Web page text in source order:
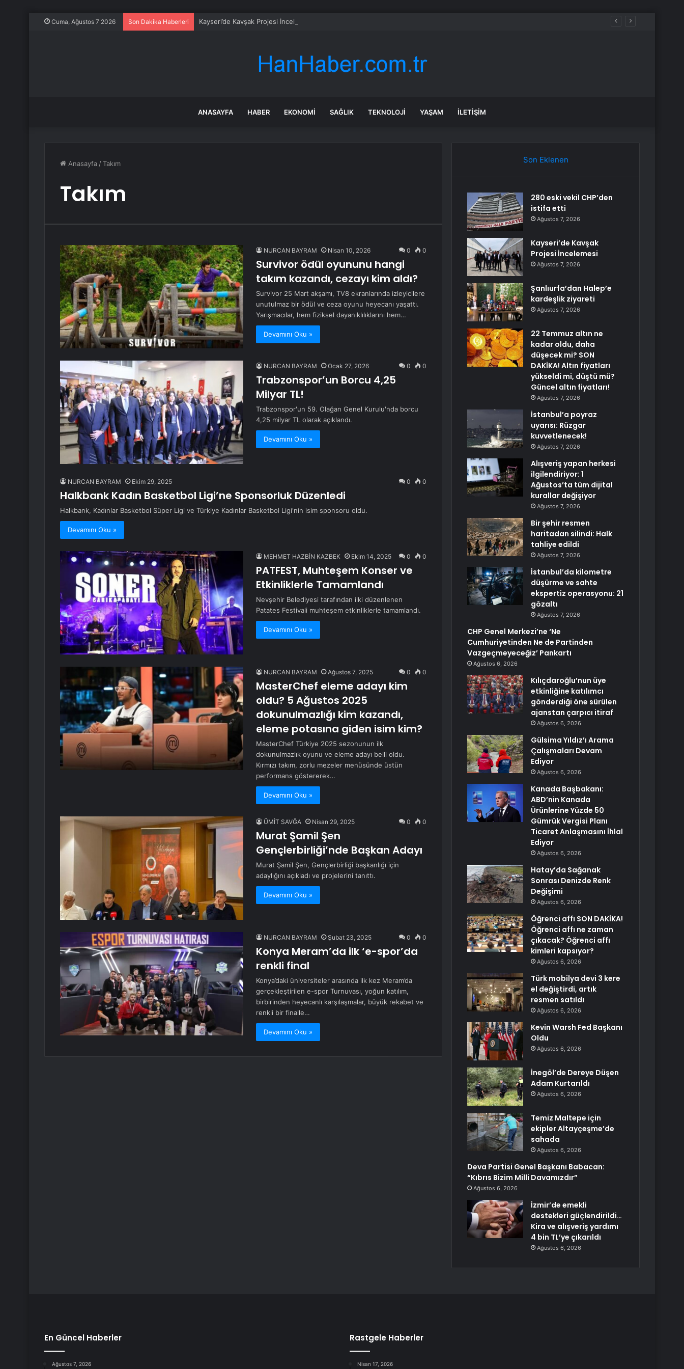
Cuma, Ağustos 7 2026 Son Dakika Haberleri Kayseri’de Kavşak Projesi İncelemesi
ANASAYFA HABER EKONOMI SAĞLIK TEKNOLOJI YAŞAM İLETIŞIM
Anasayfa /Takım
Takım
NURCAN BAYRAM Nisan 10, 2026 0 0
Survivor ödül oyununu hangi
takım kazandı, cezayı kim aldı?
Survivor 25 Mart akşamı, TV8 ekranlarında izleyicilere
unutulmaz bir ödül ve ceza oyunu heyecanı yaşattı.
Yarışmacılar, hem fiziksel dayanıklılıklarını hem…
Devamını Oku »
NURCAN BAYRAM Ocak 27, 2026 0 0
Trabzonspor’un Borcu 4,25
Milyar TL!
Trabzonspor'un 59. Olağan Genel Kurulu'nda borcu
4,25 milyar TL olarak açıklandı.
Devamını Oku »
NURCAN BAYRAM Ekim 29, 2025 0 0
Halkbank Kadın Basketbol Ligi’ne Sponsorluk Düzenledi
Halkbank, Kadınlar Basketbol Süper Ligi ve Türkiye Kadınlar Basketbol Ligi'nin isim sponsoru oldu.
Devamını Oku »
MEHMET HAZBİN KAZBEK Ekim 14, 2025 0 0
PATFEST, Muhteşem Konser ve
Etkinliklerle Tamamlandı
Nevşehir Belediyesi tarafından ilki düzenlenen
Patates Festivali muhteşem etkinliklerle tamamlandı.
Devamını Oku »
NURCAN BAYRAM Ağustos 7, 2025 0 0
MasterChef eleme adayı kim
oldu? 5 Ağustos 2025
dokunulmazlığı kim kazandı,
eleme potasına giden isim kim?
MasterChef Türkiye 2025 sezonunun ilk
dokunulmazlık oyunu ve eleme adayı belli oldu.
Kırmızı takım, zorlu mezeler menüsünde üstün
performans göstererek…
Devamını Oku »
ÜMİT SAVĞA Nisan 29, 2025 0 0
Murat Şamil Şen
Gençlerbirliği’nde Başkan Adayı
Murat Şamil Şen, Gençlerbirliği başkanlığı için
adaylığını açıkladı ve projelerini tanıttı.
Devamını Oku »
NURCAN BAYRAM Şubat 23, 2025 0 0
Konya Meram’da ilk ‘e-spor’da
renkli final
Konya’daki üniversiteler arasında ilk kez Meram’da
gerçekleştirilen e-spor Turnuvası, yoğun katılım,
birbirinden heyecanlı karşılaşmalar, büyük rekabet ve
renkli bir finalle…
Devamını Oku »
Son Eklenen
280 eski vekil CHP’den
istifa etti
Ağustos 7, 2026
Kayseri’de Kavşak
Projesi İncelemesi
Ağustos 7, 2026
Şanlıurfa’dan Halep’e
kardeşlik ziyareti
Ağustos 7, 2026
22 Temmuz altın ne
kadar oldu, daha
düşecek mi? SON
DAKİKA! Altın fiyatları
yükseldi mi, düştü mü?
Güncel altın fiyatları!
Ağustos 7, 2026
İstanbul’a poyraz
uyarısı: Rüzgar
kuvvetlenecek!
Ağustos 7, 2026
Alışveriş yapan herkesi
ilgilendiriyor: 1
Ağustos’ta tüm dijital
kurallar değişiyor
Ağustos 7, 2026
Bir şehir resmen
haritadan silindi: Halk
tahliye edildi
Ağustos 7, 2026
İstanbul’da kilometre
düşürme ve sahte
ekspertiz operasyonu: 21
gözaltı
Ağustos 7, 2026
CHP Genel Merkezi’ne ‘Ne
Cumhuriyetinden Ne de Partinden
Vazgeçmeyeceğiz’ Pankartı
Ağustos 6, 2026
Kılıçdaroğlu’nun üye
etkinliğine katılımcı
gönderdiği öne sürülen
ajanstan çarpıcı itiraf
Ağustos 6, 2026
Gülsima Yıldız’ı Arama
Çalışmaları Devam
Ediyor
Ağustos 6, 2026
Kanada Başbakanı:
ABD’nin Kanada
Ürünlerine Yüzde 50
Gümrük Vergisi Planı
Ticaret Anlaşmasını İhlal
Ediyor
Ağustos 6, 2026
Hatay’da Sağanak
Sonrası Denizde Renk
Değişimi
Ağustos 6, 2026
Öğrenci affı SON DAKİKA!
Öğrenci affı ne zaman
çıkacak? Öğrenci affı
kimleri kapsıyor?
Ağustos 6, 2026
Türk mobilya devi 3 kere
el değiştirdi, artık
resmen satıldı
Ağustos 6, 2026
Kevin Warsh Fed Başkanı
Oldu
Ağustos 6, 2026
İnegöl’de Dereye Düşen
Adam Kurtarıldı
Ağustos 6, 2026
Temiz Maltepe için
ekipler Altayçeşme’de
sahada
Ağustos 6, 2026
Deva Partisi Genel Başkanı Babacan:
“Kıbrıs Bizim Milli Davamızdır”
Ağustos 6, 2026
İzmir’de emekli
destekleri güçlendirildi…
Kira ve alışveriş yardımı
4 bin TL’ye çıkarıldı
Ağustos 6, 2026
En Güncel Haberler
Ağustos 7, 2026
Rastgele Haberler
Nisan 17, 2026